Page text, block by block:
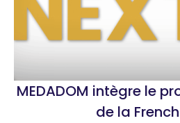
MEDADOM intègre le
de la